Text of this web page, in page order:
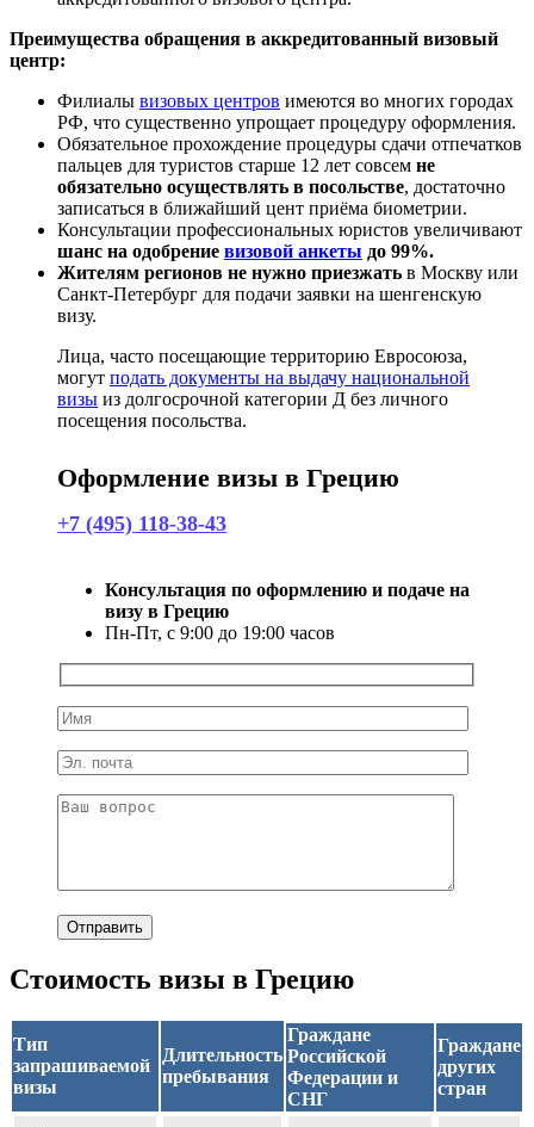
Преимущества обращения в аккредитованный визовый
центр:
Филиалы визовых центров имеются во многих городах
РФ, что существенно упрощает процедуру оформления.
Обязательное прохождение процедуры сдачи отпечатков
пальцев для туристов старше 12 лет совсем не
обязательно осуществлять в посольстве, достаточно
записаться в ближайший цент приёма биометрии.
Консультации профессиональных юристов увеличивают
шанс на одобрение визовой анкеты до 99%.
Жителям регионов не нужно приезжать в Москву или
Санкт-Петербург для подачи заявки на шенгенскую
визу.
Лица, часто посещающие территорию Евросоюза,
могут подать документы на выдачу национальной
визы из долгосрочной категории Д без личного
посещения посольства.
Оформление визы в Грецию
+7 (495) 118-38-43
Консультация по оформлению и подаче на
визу в Грецию
Пн-Пт, с 9:00 до 19:00 часов
Стоимость визы в Грецию
Тип
запрашиваемой
визы
Длительность
пребывания
Граждане
Российской
Федерации и
СНГ
Граждане
других
стран